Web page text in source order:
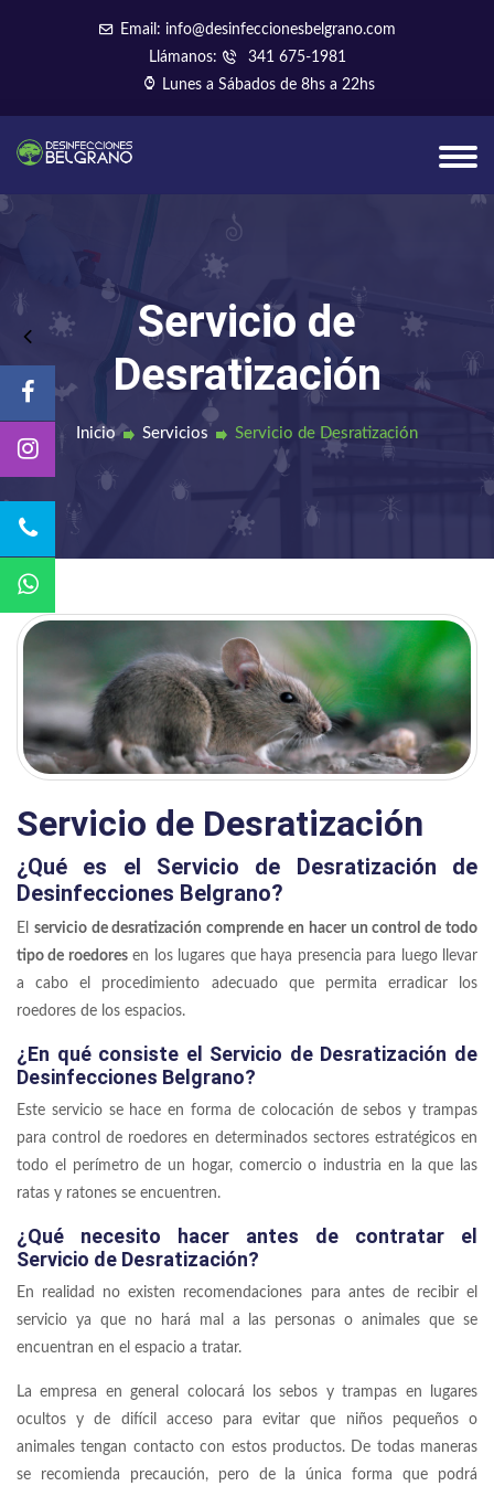
Email: info@desinfeccionesbelgrano.com
Llámanos:
341 675-1981
Lunes a Sábados de 8hs a 22hs
Servicio de
Desratización
Inicio Servicios Servicio de Desratización
Servicio de Desratización
¿Qué es el Servicio de Desratización de
Desinfecciones Belgrano?
El servicio de desratización comprende en hacer un control de todo
tipo de roedoresen los lugares que haya presencia para luego llevar
a cabo el procedimiento adecuado que permita erradicar los
roedores de los espacios.
¿En qué consiste el Servicio de Desratización de
Desinfecciones Belgrano?
Este servicio se hace en forma de colocación de sebos y trampas
para control de roedores en determinados sectores estratégicos en
todo el perímetro de un hogar, comercio o industria en la que las
ratas y ratones se encuentren.
¿Qué necesito hacer antes de contratar el
Servicio de Desratización?
En realidad no existen recomendaciones para antes de recibir el
servicio ya que no hará mal a las personas o animales que se
encuentran en el espacio a tratar.
La empresa en general colocará los sebos y trampas en lugares
ocultos y de difícil acceso para evitar que niños pequeños o
animales tengan contacto con estos productos. De todas maneras
se recomienda precaución, pero de la única forma que podrá